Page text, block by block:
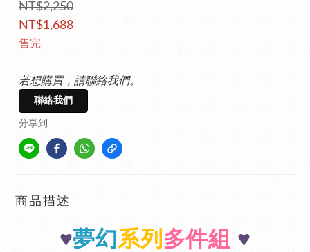
NT$2,250
NT$1,688
售完
若想購買，請聯絡我們。
聯絡我們
分享到
商品描述
♥夢幻系列 多件組 ♥